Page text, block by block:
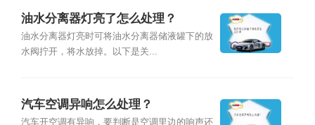
油水分离器灯亮了怎么处理？
油水分离器灯亮时可将油水分离器储液罐下的放
水阀拧开，将水放掉。以下是关...
汽车空调异响怎么处理？
汽车开空调有异响，要判断是空调里边的响声还